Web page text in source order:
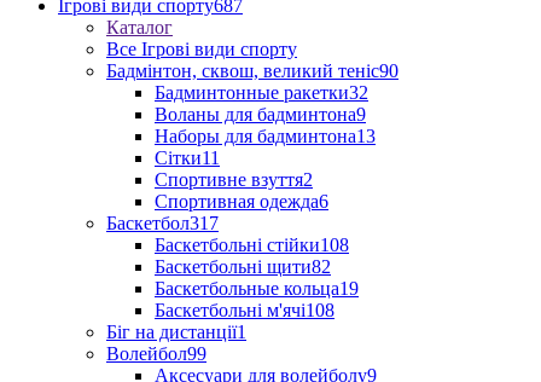
Ігрові види спорту687
Каталог
Все Ігрові види спорту
Бадмінтон, сквош, великий теніс90
Бадминтонные ракетки32
Воланы для бадминтона9
Наборы для бадминтона13
Сітки11
Спортивне взуття2
Спортивная одежда6
Баскетбол317
Баскетбольні стійки108
Баскетбольні щити82
Баскетбольные кольца19
Баскетбольні м'ячі108
Біг на дистанції1
Волейбол99
Аксесуари для волейболу9